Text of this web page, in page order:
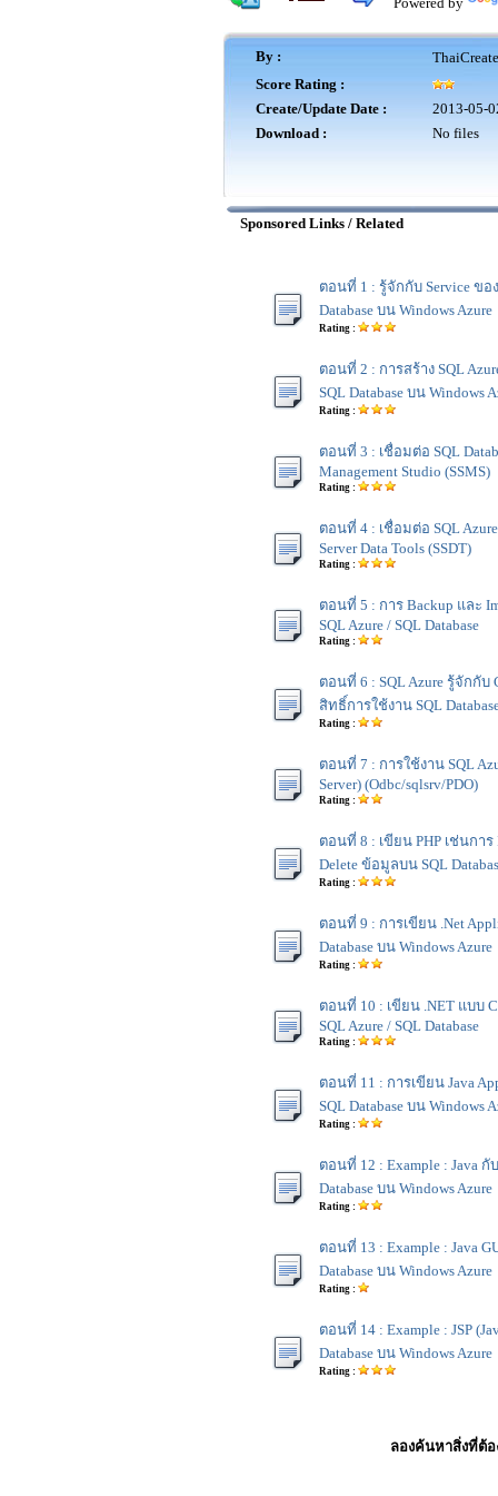
By :
Score Rating :
Create/Update Date :
2013-05-
Download :
No files
Sponsored Links / Related
ตอนที่ 1 : รู้จักกับ Service ของ
Database บน Windows Azure
Rating :
ตอนที่ 2 : การสร้าง SQL
SQL Database บน Windows
Rating :
ตอนที่ 3 : เชื่อมต่อ SQL
Management Studio (SSMS)
Rating :
ตอนที่ 4 : เชื่อมต่อ SQL
Server Data Tools (SSDT)
Rating :
ตอนที่ 5 : การ Backup และ
SQL Azure / SQL Database
Rating :
ตอนที่ 6 : SQL Azure รู้จักกับ
สิทธิ์การใช้งาน SQL
Rating :
ตอนที่ 7 : การใช้งาน SQL
Server) (Odbc/sqlsrv/PDO)
Rating :
ตอนที่ 8 : เขียน PHP เช่นการ
Delete ข้อมูลบน SQL
Rating :
ตอนที่ 9 : การเขียน .Net
Database บน Windows Azure
Rating :
ตอนที่ 10 : เขียน .NET แบบ
SQL Azure / SQL Database
Rating :
ตอนที่ 11 : การเขียน Java
SQL Database บน Windows
Rating :
ตอนที่ 12 : Example : Java กั
Database บน Windows Azure
Rating :
ตอนที่ 13 : Example : Java
Database บน Windows Azure
Rating :
ตอนที่ 14 : Example : JSP
Database บน Windows Azure
Rating :
ลองค้นหาสิ่งที่ต้อ